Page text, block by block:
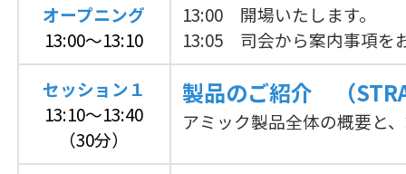
オープニング
13:00～13:10
13:00 開場いたします。
13:05 司会から案内事項を
セッション１
13:10～13:40
（30分）
製品のご紹介 （
アミック製品全体の概要と